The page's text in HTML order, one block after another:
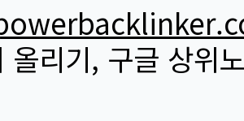
올리기, 구글 상위